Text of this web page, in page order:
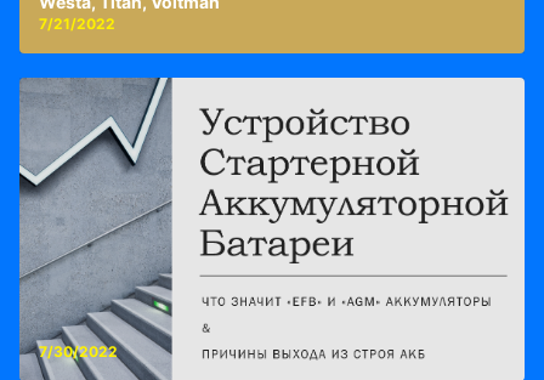
7/21/2022
7/30/2022